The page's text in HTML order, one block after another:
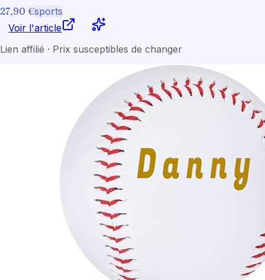
27,90 €sports
Voir l'article
Lien affilié · Prix susceptibles de changer